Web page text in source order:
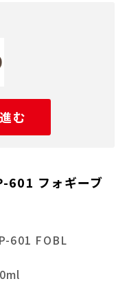
む
601 フォギーブ
601 FOBL